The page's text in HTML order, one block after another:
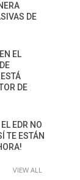
DE
EL
DE
EDR NO
TE ESTÁN
VIEW ALL